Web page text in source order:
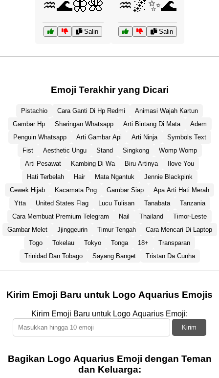
♒🌊🦋🌺
Salin
♒🌌✨🌊
Salin
Emoji Terakhir yang Dicari
Pistachio Cara Ganti Di Hp Redmi
Animasi Wajah Kartun
Gambar Hp
Sharingan Whatsapp Arti Bintang Di Mata
Adem
Penguin Whatsapp
Arti Gambar Api Arti Ninja
Symbols Text
Fist
Aesthetic Ungu Stand Singkong
Womp Womp
Arti Pesawat
Kambing Di Wa Biru Artinya
Ilove You
Hati Terbelah
Hair Mata Ngantuk
Jennie Blackpink
Cewek Hijab
Kacamata Png Gambar Siap
Apa Arti Hati Merah
Ytta
United States Flag Lucu Tulisan Tanabata
Tanzania
Cara Membuat Premium Telegram
Nail Thailand
Timor-Leste
Gambar Melet
Jjinggeurin Timur Tengah
Cara Mencari Di Laptop
Togo
Tokelau Tokyo Tonga 18+
Transparan
Trinidad Dan Tobago
Sayang Banget Tristan Da Cunha
Kirim Emoji Baru untuk Logo Aquarius Emojis
Kirim Emoji Baru untuk Logo Aquarius Emoji:
Kirim
Bagikan Logo Aquarius Emoji dengan Teman
dan Keluarga: